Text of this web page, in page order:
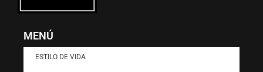
MENÚ
ESTILO DE VIDA